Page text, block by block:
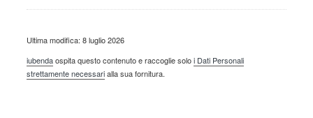
Ultima modifica: 8 luglio 2026
iubendaospita questo contenuto e raccoglie soloi Dati Personali
strettamente necessarialla sua fornitura.